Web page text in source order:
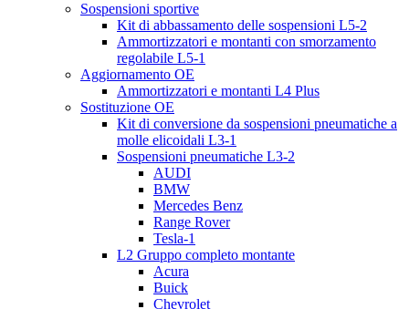
Sospensioni sportive
Kit di abbassamento delle sospensioni L5-2
Ammortizzatori e montanti con smorzamento
regolabile L5-1
Aggiornamento OE
Ammortizzatori e montanti L4 Plus
Sostituzione OE
Kit di conversione da sospensioni pneumatiche a
molle elicoidali L3-1
Sospensioni pneumatiche L3-2
AUDI
BMW
Mercedes Benz
Range Rover
Tesla-1
L2 Gruppo completo montante
Acura
Buick
Chevrolet